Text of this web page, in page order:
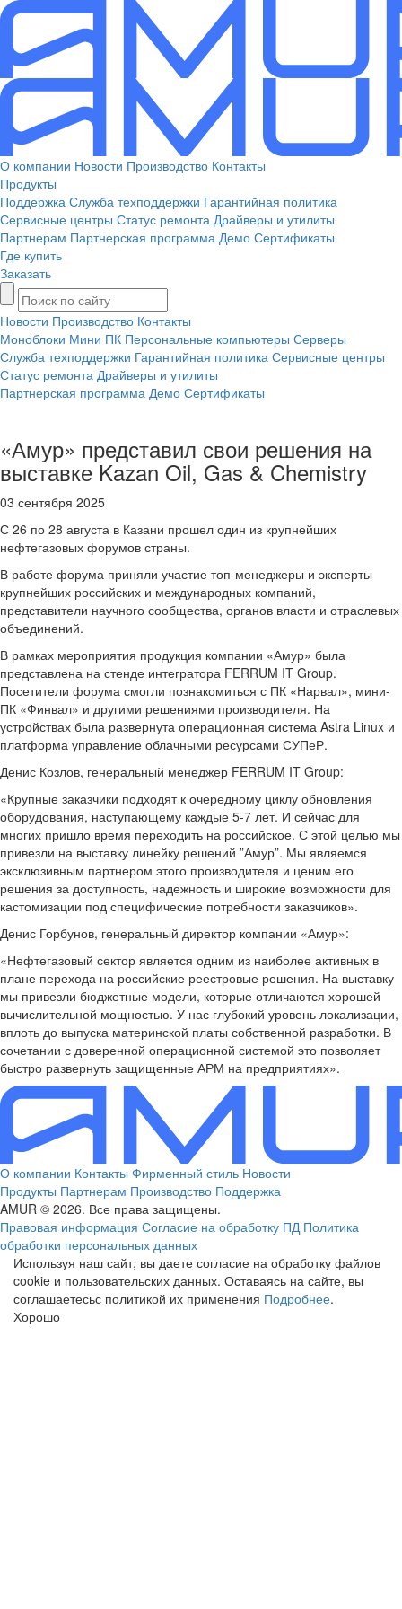
О компании Новости Производство Контакты
Продукты
Поддержка Служба техподдержки Гарантийная политика
Сервисные центры Статус ремонта Драйверы и утилиты
Партнерам Партнерская программа Демо Сертификаты
Где купить
Заказать
Новости Производство Контакты
Моноблоки Мини ПК Персональные компьютеры Серверы
Служба техподдержки Гарантийная политика Сервисные центры
Статус ремонта Драйверы и утилиты
Партнерская программа Демо Сертификаты
«Амур» представил свои решения на
выставке Kazan Oil, Gas & Chemistry
03 сентября 2025
С 26 по 28 августа в Казани прошел один из крупнейших
нефтегазовых форумов страны.
В работе форума приняли участие топ-менеджеры и эксперты
крупнейших российских и международных компаний,
представители научного сообщества, органов власти и отраслевых
объединений.
В рамках мероприятия продукция компании «Амур» была
представлена на стенде интегратора FERRUM IT Group.
Посетители форума смогли познакомиться с ПК «Нарвал», мини-
ПК «Финвал» и другими решениями производителя. На
устройствах была развернута операционная система Astra Linux и
платформа управление облачными ресурсами СУПеР.
Денис Козлов, генеральный менеджер FERRUM IT Group:
«Крупные заказчики подходят к очередному циклу обновления
оборудования, наступающему каждые 5-7 лет. И сейчас для
многих пришло время переходить на российское. С этой целью мы
привезли на выставку линейку решений ”Амур”. Мы являемся
эксклюзивным партнером этого производителя и ценим его
решения за доступность, надежность и широкие возможности для
кастомизации под специфические потребности заказчиков».
Денис Горбунов, генеральный директор компании «Амур»:
«Нефтегазовый сектор является одним из наиболее активных в
плане перехода на российские реестровые решения. На выставку
мы привезли бюджетные модели, которые отличаются хорошей
вычислительной мощностью. У нас глубокий уровень локализации,
вплоть до выпуска материнской платы собственной разработки. В
сочетании с доверенной операционной системой это позволяет
быстро развернуть защищенные АРМ на предприятиях».
О компании Контакты Фирменный стиль Новости
Продукты Партнерам Производство Поддержка
AMUR © 2026. Все права защищены.
Правовая информация Согласие на обработку ПД Политика
обработки персональных данных
Используя наш сайт, вы даете согласие на обработку файлов
cookie и пользовательских данных. Оставаясь на сайте, вы
соглашаетесьс политикой их применения Подробнее.
Хорошо